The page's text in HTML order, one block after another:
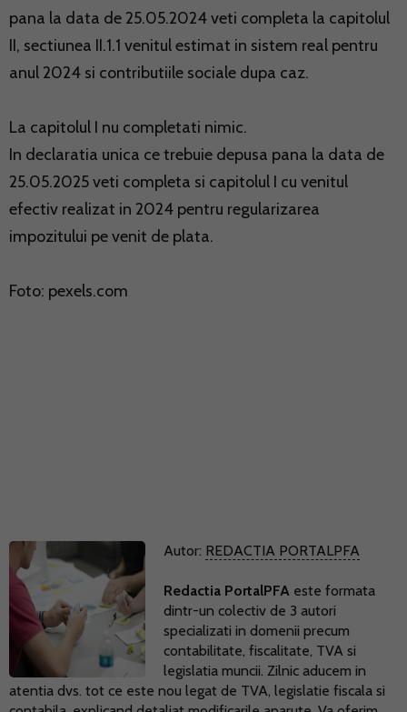
pana la data de 25.05.2024 veti completa la capitolul
II, sectiunea II.1.1 venitul estimat in sistem real pentru
anul 2024 si contributiile sociale dupa caz.
La capitolul I nu completati nimic.
In declaratia unica ce trebuie depusa pana la data de
25.05.2025 veti completa si capitolul I cu venitul
efectiv realizat in 2024 pentru regularizarea
impozitului pe venit de plata.
Foto: pexels.com
Autor: REDACTIA PORTALPFA
Redactia PortalPFA este formata
dintr-un colectiv de 3 autori
specializati in domenii precum
contabilitate, fiscalitate, TVA si
legislatia muncii. Zilnic aducem in
atentia dvs. tot ce este nou legat de TVA, legislatie fiscala si